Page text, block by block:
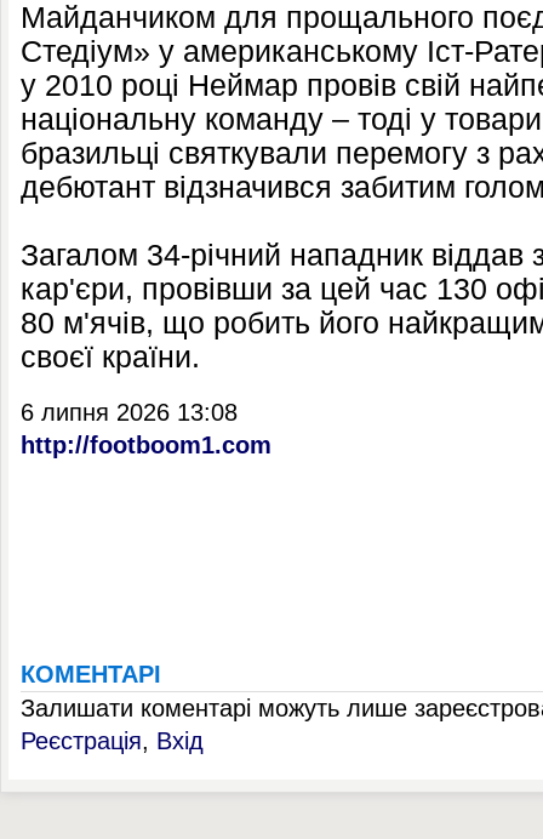
Майданчиком для прощального
Стедіум» у американському Іст-
у 2010 році Неймар провів свій
національну команду – тоді у
бразильці святкували перемогу з
дебютант відзначився забитим
Загалом 34-річний нападник віддав
кар'єри, провівши за цей час 130
80 м'ячів, що робить його
своєї країни.
6 липня 2026 13:08
http://footboom1.com
КОМЕНТАРІ
Залишати коментарі можуть лише
Реєстрація, Вхід